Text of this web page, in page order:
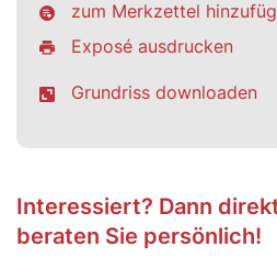
zum Merkzettel
Exposé ausdrucken
Grundriss downloaden
Interessiert? Dann
beraten Sie persönlich!